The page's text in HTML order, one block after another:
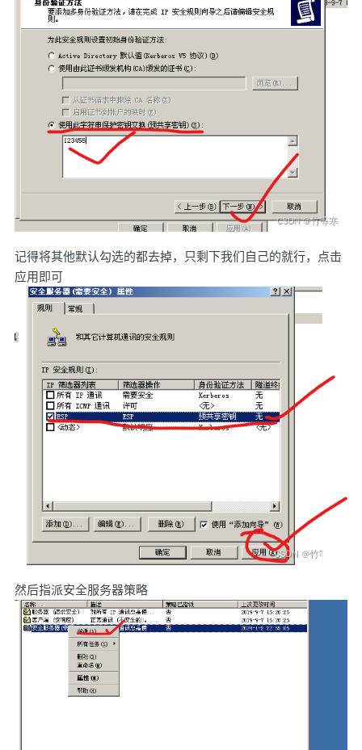
记得将其他默认勾选的都去掉，只剩下我们自己的就行，点击
应用即可
然后指派安全服务器策略